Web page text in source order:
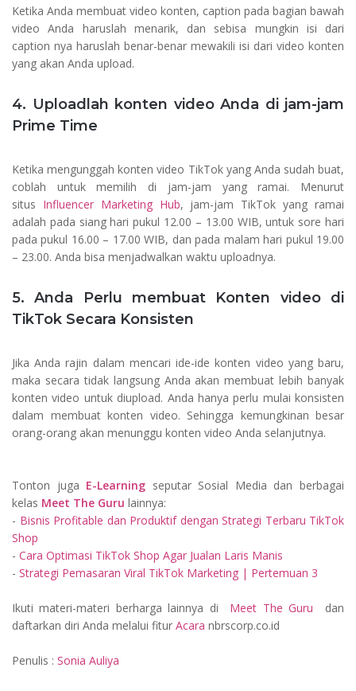
Ketika Anda membuat video konten, caption pada bagian bawah
video Anda haruslah menarik, dan sebisa mungkin isi dari
caption nya haruslah benar-benar mewakili isi dari video konten
yang akan Anda upload.
4. Uploadlah konten video Anda di jam-jam
Prime Time
Ketika mengunggah konten video TikTok yang Anda sudah buat,
coblah untuk memilih di jam-jam yang ramai. Menurut
situs Influencer Marketing Hub, jam-jam TikTok yang ramai
adalah pada siang hari pukul 12.00 – 13.00 WIB, untuk sore hari
pada pukul 16.00 – 17.00 WIB, dan pada malam hari pukul 19.00
– 23.00. Anda bisa menjadwalkan waktu uploadnya.
5. Anda Perlu membuat Konten video di
TikTok Secara Konsisten
Jika Anda rajin dalam mencari ide-ide konten video yang baru,
maka secara tidak langsung Anda akan membuat lebih banyak
konten video untuk diupload. Anda hanya perlu mulai konsisten
dalam membuat konten video. Sehingga kemungkinan besar
orang-orang akan menunggu konten video Anda selanjutnya.
Tonton juga E-Learning seputar Sosial Media dan berbagai
kelas Meet The Guru lainnya:
- Bisnis Profitable dan Produktif dengan Strategi Terbaru TikTok
Shop
- Cara Optimasi TikTok Shop Agar Jualan Laris Manis
- Strategi Pemasaran Viral TikTok Marketing | Pertemuan 3
Ikuti materi-materi berharga lainnya di Meet The Guru
dan
daftarkan diri Anda melalui fitur Acara nbrscorp.co.id
Penulis : Sonia Auliya